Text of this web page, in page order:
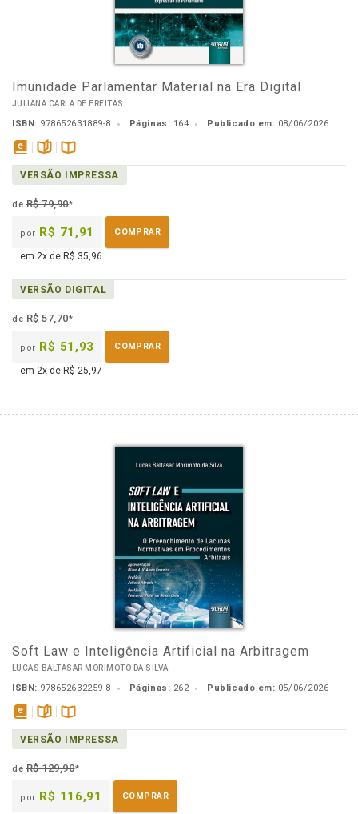
Imunidade Parlamentar Material na Era Digital
JULIANA CARLA DE FREITAS
ISBN: 978652631889-8 Páginas: 164 Publicado em: 08/06/2026
disponível
em
páginasDisponível
na
VERSÃO IMPRESSA
deR$ 79,90*
por R$ 71,91 COMPRAR
em 2x de R$ 35,96
VERSÃO DIGITAL
deR$ 57,70*
por R$ 51,93 COMPRAR
em 2x de R$ 25,97
Soft Law e Inteligência Artificial na Arbitragem
LUCAS BALTASAR MORIMOTO DA SILVA
ISBN: 978652632259-8 Páginas: 262 Publicado em: 05/06/2026
disponível
em
páginasDisponível
na
VERSÃO IMPRESSA
deR$ 129,90*
por R$ 116,91 COMPRAR